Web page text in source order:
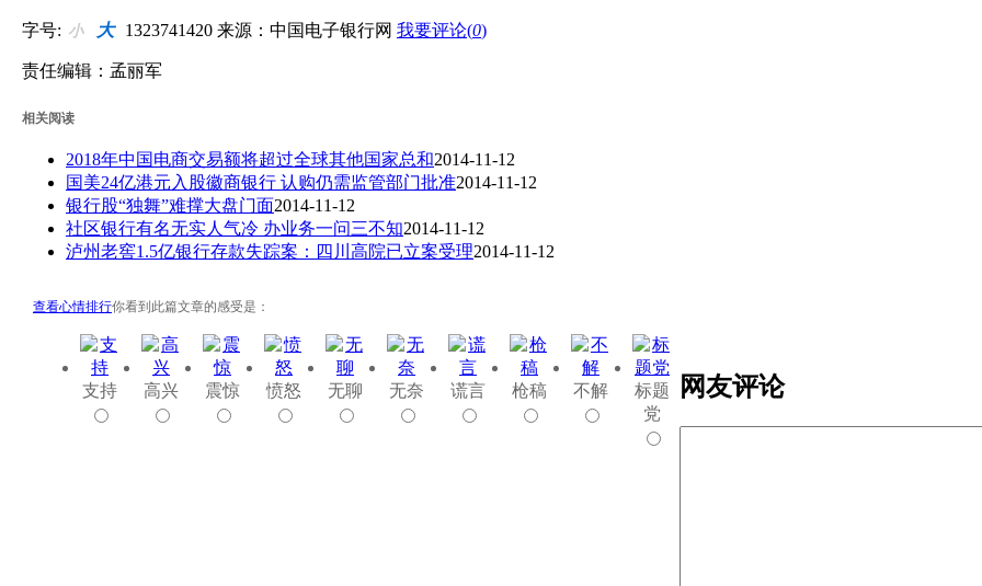
字号: 小 大 1323741420 来源：中国电子银行网 我要评论(0)
责任编辑：孟丽军
相关阅读
2018年中国电商交易额将超过全球其他国家总和2014-11-12
国美24亿港元入股徽商银行 认购仍需监管部门批准2014-11-12
银行股“独舞”难撑大盘门面2014-11-12
社区银行有名无实人气冷 办业务一问三不知2014-11-12
泸州老窖1.5亿银行存款失踪案：四川高院已立案受理2014-11-12
查看心情排行你看到此篇文章的感受是：
支持 高兴 震惊 愤怒 无聊 无奈 谎言 枪稿 不解
标题
党
网友评论